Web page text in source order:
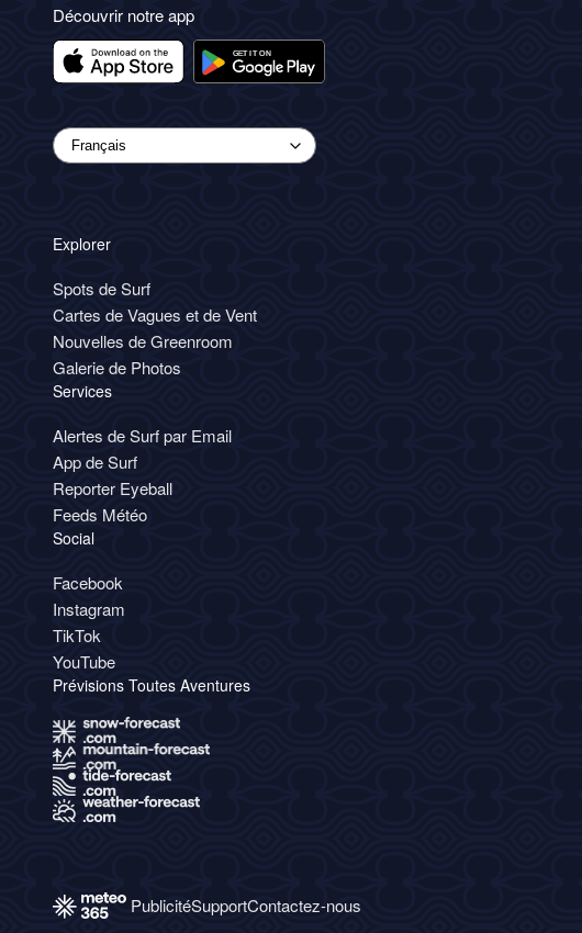
Découvrir notre app
Explorer
Spots de Surf
Cartes de Vagues et de Vent
Nouvelles de Greenroom
Galerie de Photos
Services
Alertes de Surf par Email
App de Surf
Reporter Eyeball
Feeds Météo
Social
Facebook
Instagram
TikTok
YouTube
Prévisions Toutes Aventures
PublicitéSupportContactez-nous